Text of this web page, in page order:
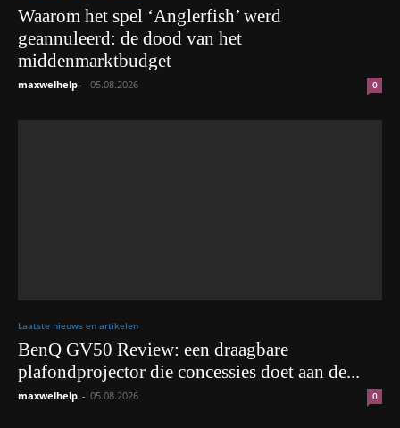
Waarom het spel ‘Anglerfish’ werd
geannuleerd: de dood van het
middenmarktbudget
maxwelhelp - 05.08.2026 0
Laatste nieuws en artikelen
BenQ GV50 Review: een draagbare
plafondprojector die concessies doet aan de...
maxwelhelp - 05.08.2026 0